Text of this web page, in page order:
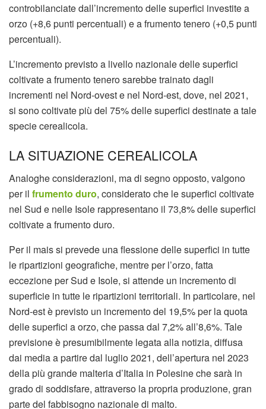
controbilanciate dall’incremento delle superfici investite a
orzo (+8,6 punti percentuali) e a frumento tenero (+0,5 punti
percentuali).
L’incremento previsto a livello nazionale delle superfici
coltivate a frumento tenero sarebbe trainato dagli
incrementi nel Nord-ovest e nel Nord-est, dove, nel 2021,
si sono coltivate più del 75% delle superfici destinate a tale
specie cerealicola.
LA SITUAZIONE CEREALICOLA
Analoghe considerazioni, ma di segno opposto, valgono
per il frumento duro, considerato che le superfici coltivate
nel Sud e nelle Isole rappresentano il 73,8% delle superfici
coltivate a frumento duro.
Per il mais si prevede una flessione delle superfici in tutte
le ripartizioni geografiche, mentre per l’orzo, fatta
eccezione per Sud e Isole, si attende un incremento di
superficie in tutte le ripartizioni territoriali. In particolare, nel
Nord-est è previsto un incremento del 19,5% per la quota
delle superfici a orzo, che passa dal 7,2% all’8,6%. Tale
previsione è presumibilmente legata alla notizia, diffusa
dai media a partire dal luglio 2021, dell’apertura nel 2023
della più grande malteria d’Italia in Polesine che sarà in
grado di soddisfare, attraverso la propria produzione, gran
parte del fabbisogno nazionale di malto.